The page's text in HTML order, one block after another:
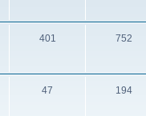
401 752
47 194